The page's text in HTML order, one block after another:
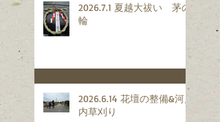
2026.7.1 夏越大祓い 茅の
輪
2026.6.14 花壇の整備&河川
内草刈り